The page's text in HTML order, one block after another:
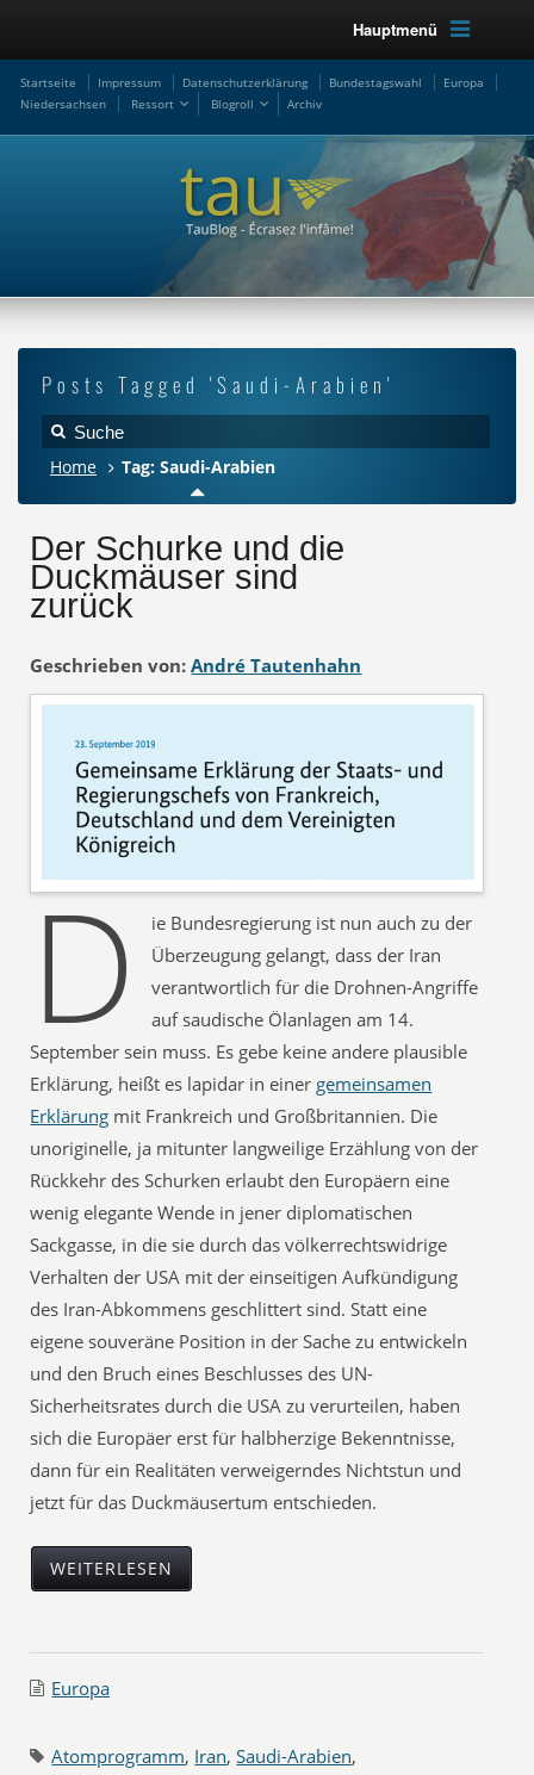
Hauptmenü
Startseite Impressum Datenschutzerklärung Bundestagswahl
Europa
Niedersachsen
Ressort Blogroll Archiv
Posts Tagged 'Saudi-Arabien'
Home Tag: Saudi-Arabien
Der Schurke und die
Duckmäuser sind
zurück
Geschrieben von: André Tautenhahn
D
ie Bundesregierung ist nun auch zu der
Überzeugung gelangt, dass der Iran
verantwortlich für die Drohnen-Angriffe
auf saudische Ölanlagen am 14.
September sein muss. Es gebe keine andere plausible
Erklärung, heißt es lapidar in einer gemeinsamen
Erklärung mit Frankreich und Großbritannien. Die
unoriginelle, ja mitunter langweilige Erzählung von der
Rückkehr des Schurken erlaubt den Europäern eine
wenig elegante Wende in jener diplomatischen
Sackgasse, in die sie durch das völkerrechtswidrige
Verhalten der USA mit der einseitigen Aufkündigung
des Iran-Abkommens geschlittert sind. Statt eine
eigene souveräne Position in der Sache zu entwickeln
und den Bruch eines Beschlusses des UN-
Sicherheitsrates durch die USA zu verurteilen, haben
sich die Europäer erst für halbherzige Bekenntnisse,
dann für ein Realitäten verweigerndes Nichtstun und
jetzt für das Duckmäusertum entschieden.
WEITERLESEN
Europa
Atomprogramm, Iran,Saudi-Arabien,